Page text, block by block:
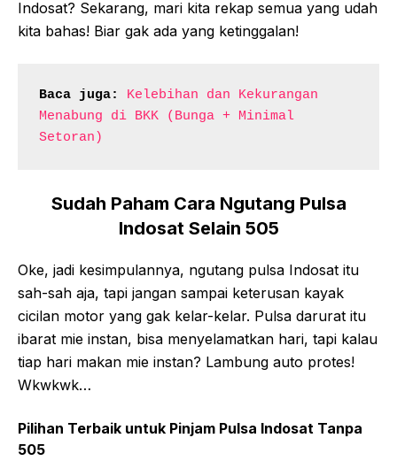
Indosat? Sekarang, mari kita rekap semua yang udah
kita bahas! Biar gak ada yang ketinggalan!
Baca juga:
Kelebihan dan Kekurangan
Menabung di BKK (Bunga + Minimal
Setoran)
Sudah Paham Cara Ngutang Pulsa
Indosat Selain 505
Oke, jadi kesimpulannya, ngutang pulsa Indosat itu
sah-sah aja, tapi jangan sampai keterusan kayak
cicilan motor yang gak kelar-kelar. Pulsa darurat itu
ibarat mie instan, bisa menyelamatkan hari, tapi kalau
tiap hari makan mie instan? Lambung auto protes!
Wkwkwk…
Pilihan Terbaik untuk Pinjam Pulsa Indosat Tanpa
505